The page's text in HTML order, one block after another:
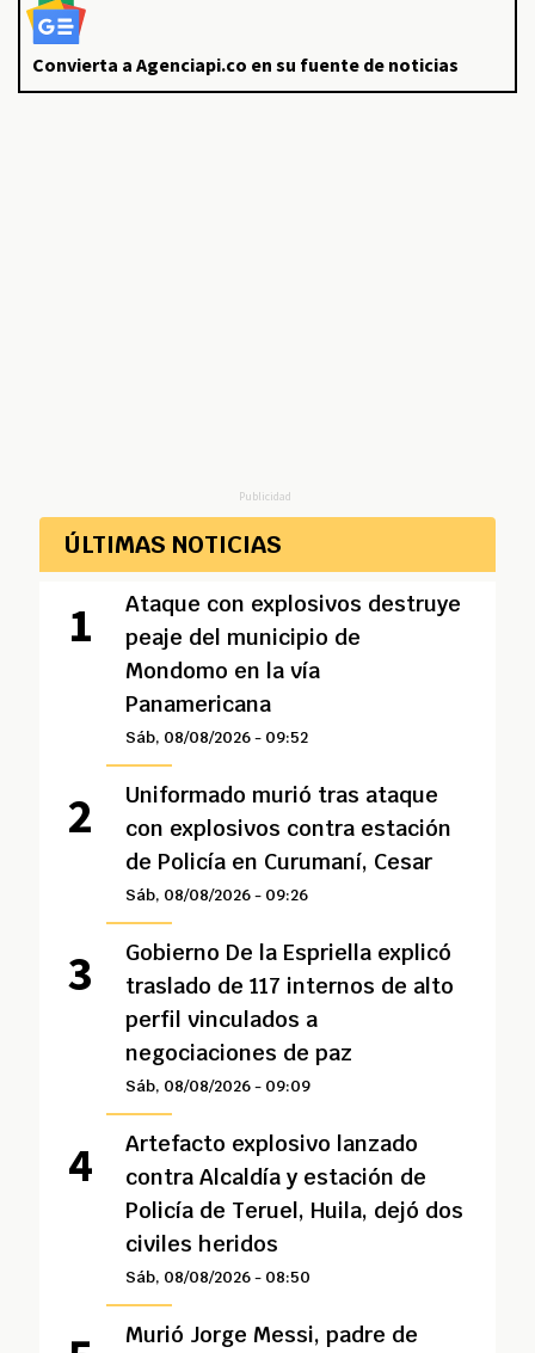
Convierta a Agenciapi.co en su fuente de noticias
Publicidad
ÚLTIMAS NOTICIAS
Ataque con explosivos destruye
peaje del municipio de
Mondomo en la vía
Panamericana
Sáb, 08/08/2026 - 09:52
Uniformado murió tras ataque
con explosivos contra estación
de Policía en Curumaní, Cesar
Sáb, 08/08/2026 - 09:26
Gobierno De la Espriella explicó
traslado de 117 internos de alto
perfil vinculados a
negociaciones de paz
Sáb, 08/08/2026 - 09:09
Artefacto explosivo lanzado
contra Alcaldía y estación de
Policía de Teruel, Huila, dejó dos
civiles heridos
Sáb, 08/08/2026 - 08:50
Murió Jorge Messi, padre de